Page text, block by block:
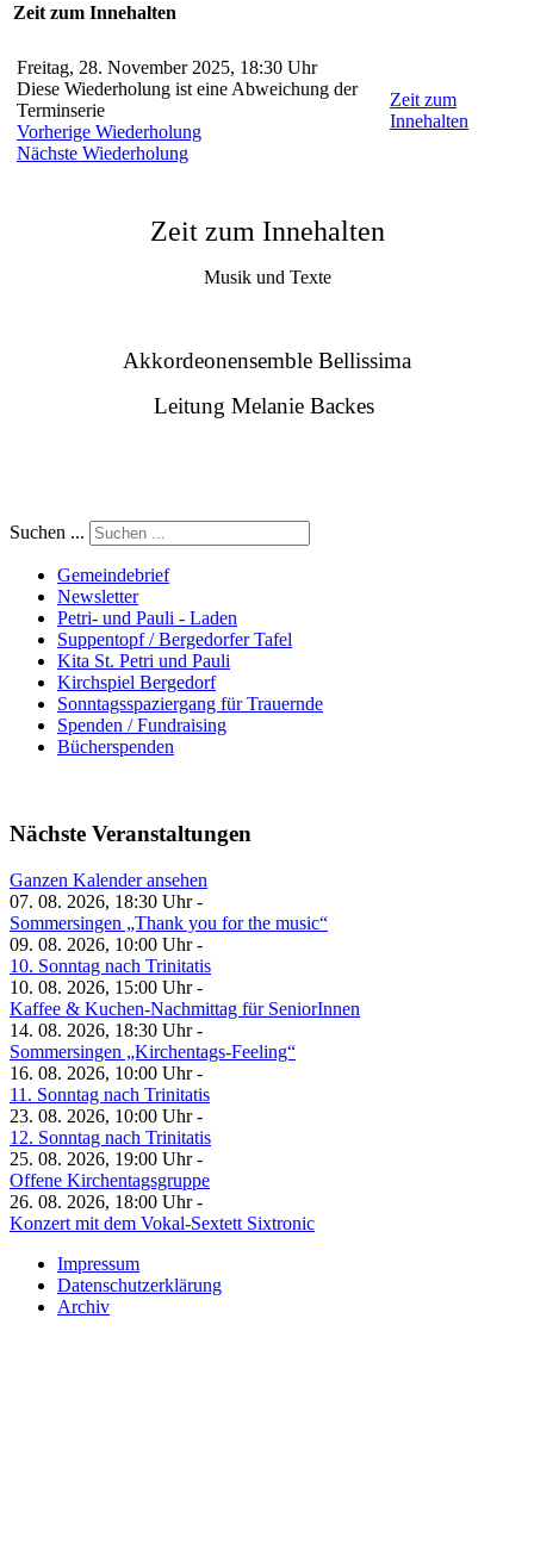
Zeit zum Innehalten
Freitag, 28. November 2025, 18:30 Uhr
Diese Wiederholung ist eine Abweichung der
Terminserie
Vorherige Wiederholung
Nächste Wiederholung
Zeit zum
Innehalten
Zeit zum Innehalten
Musik und Texte
Akkordeonensemble Bellissima
Leitung Melanie Backes
Suchen ...
Gemeindebrief
Newsletter
Petri- und Pauli - Laden
Suppentopf / Bergedorfer Tafel
Kita St. Petri und Pauli
Kirchspiel Bergedorf
Sonntagsspaziergang für Trauernde
Spenden / Fundraising
Bücherspenden
Nächste Veranstaltungen
Ganzen Kalender ansehen
07. 08. 2026, 18:30 Uhr -
Sommersingen „Thank you for the music“
09. 08. 2026, 10:00 Uhr -
10. Sonntag nach Trinitatis
10. 08. 2026, 15:00 Uhr -
Kaffee & Kuchen-Nachmittag für SeniorInnen
14. 08. 2026, 18:30 Uhr -
Sommersingen „Kirchentags-Feeling“
16. 08. 2026, 10:00 Uhr -
11. Sonntag nach Trinitatis
23. 08. 2026, 10:00 Uhr -
12. Sonntag nach Trinitatis
25. 08. 2026, 19:00 Uhr -
Offene Kirchentagsgruppe
26. 08. 2026, 18:00 Uhr -
Konzert mit dem Vokal-Sextett Sixtronic
Impressum
Datenschutzerklärung
Archiv